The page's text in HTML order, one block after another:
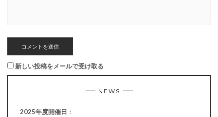
新しい投稿をメールで受け取る
NEWS
2025年度開催日 ：